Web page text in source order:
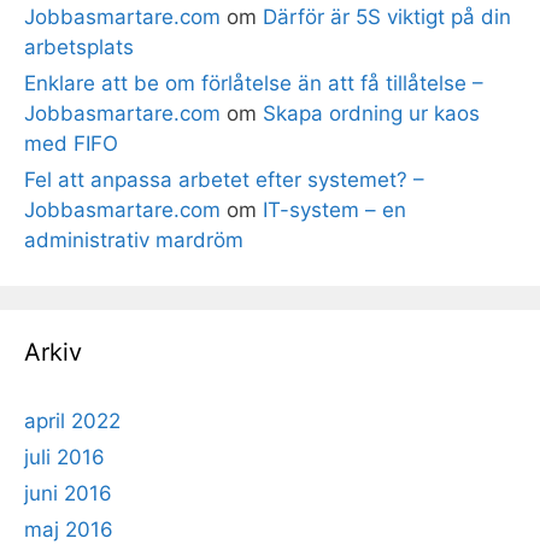
Jobbasmartare.com om Därför är 5S viktigt på din
arbetsplats
Enklare att be om förlåtelse än att få tillåtelse –
Jobbasmartare.com om Skapa ordning ur kaos
med FIFO
Fel att anpassa arbetet efter systemet? –
Jobbasmartare.com om IT-system – en
administrativ mardröm
Arkiv
april 2022
juli 2016
juni 2016
maj 2016